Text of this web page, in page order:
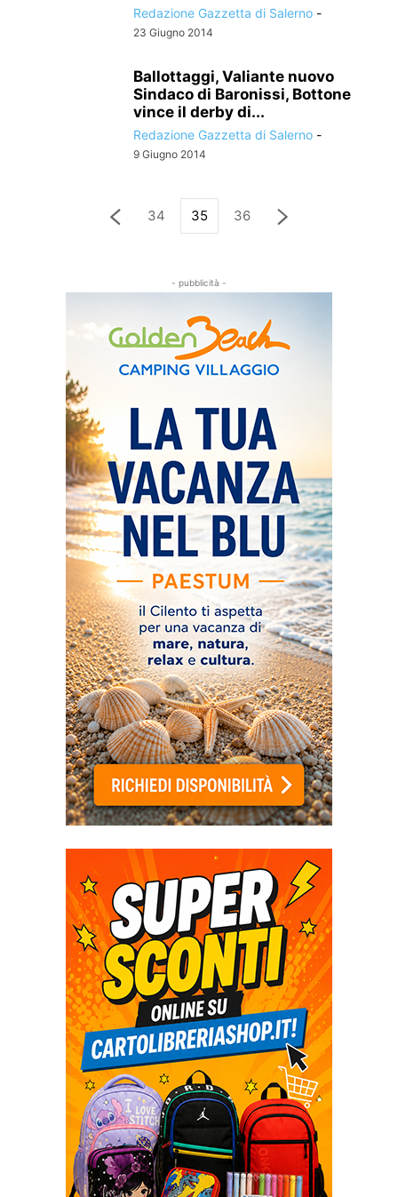
Redazione Gazzetta di Salerno -
23 Giugno 2014
Ballottaggi, Valiante nuovo
Sindaco di Baronissi, Bottone
vince il derby di...
Redazione Gazzetta di Salerno -
9 Giugno 2014
34 35 36
- pubblicità -